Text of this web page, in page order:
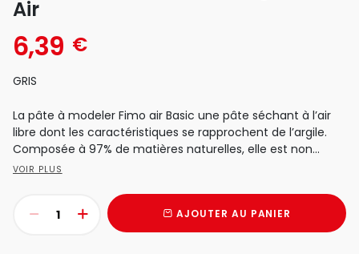
Air
6,39 €
GRIS
La pâte à modeler Fimo air Basic une pâte séchant à l’air
libre dont les caractéristiques se rapprochent de l’argile.
Composée à 97% de matières naturelles, elle est non...
VOIR PLUS
AJOUTER AU PANIER